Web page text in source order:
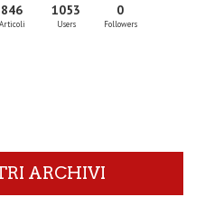
846
Articoli
1053
Users
0
Followers
ARCHIVI